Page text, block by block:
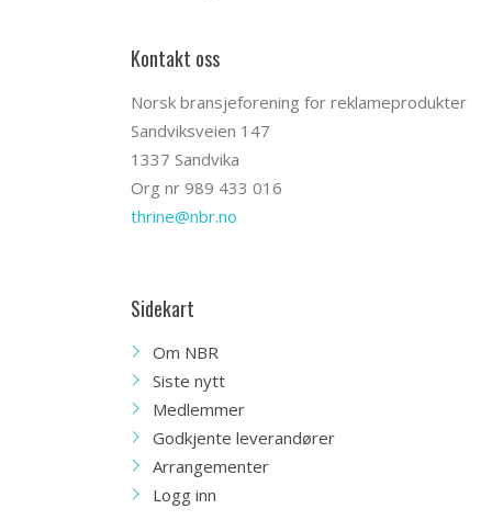
Kontakt oss
Norsk bransjeforening for reklameprodukter
Sandviksveien 147
1337 Sandvika
Org nr 989 433 016
thrine@nbr.no
Sidekart
Om NBR
Siste nytt
Medlemmer
Godkjente leverandører
Arrangementer
Logg inn